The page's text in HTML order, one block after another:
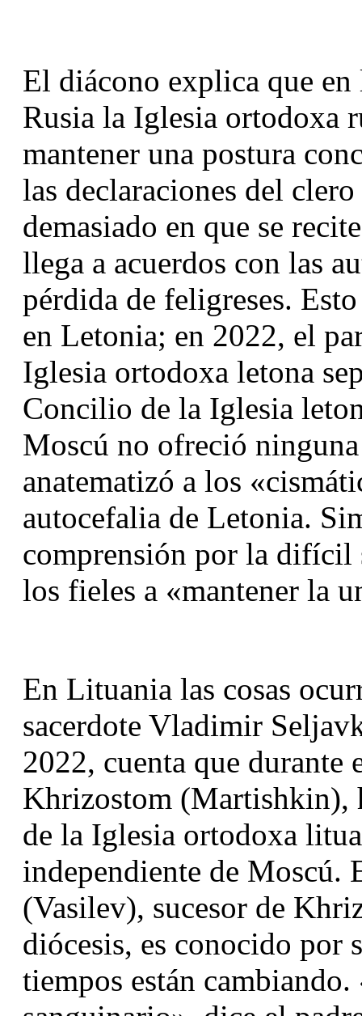
El diácono explica que en
Rusia la Iglesia ortodoxa
mantener una postura
las declaraciones del
demasiado en que se
llega a acuerdos con las
pérdida de feligreses.
en Letonia; en 2022, el
Iglesia ortodoxa letona
Concilio de la Iglesia
Moscú no ofreció
anatematizó a los
autocefalia de Letonia.
comprensión por la
los fieles a «mantener la
En Lituania las cosas
sacerdote Vladimir
2022, cuenta que
Khrizostom (Martishkin),
de la Iglesia ortodoxa
independiente de
(Vasilev), sucesor de
diócesis, es conocido por
tiempos están